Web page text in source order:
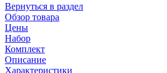
Вернуться в раздел
Обзор товара
Цены
Набор
Комплект
Описание
Характеристики